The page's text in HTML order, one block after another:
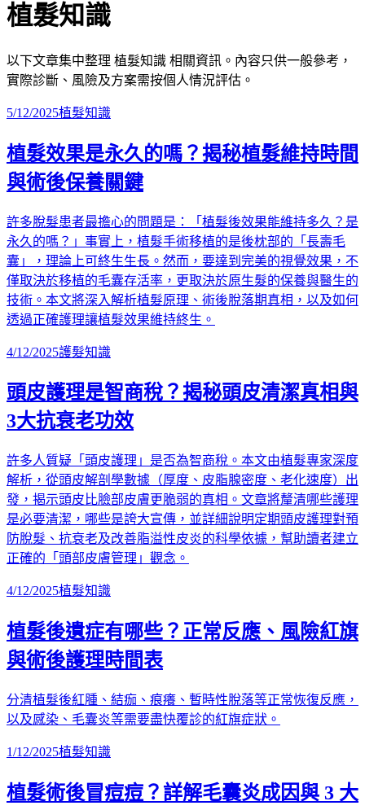
植髮知識
以下文章集中整理 植髮知識 相關資訊。內容只供一般參考，
實際診斷、風險及方案需按個人情況評估。
5/12/2025植髮知識
植髮效果是永久的嗎？揭秘植髮維持時間
與術後保養關鍵
許多脫髮患者最擔心的問題是：「植髮後效果能維持多久？是
永久的嗎？」事實上，植髮手術移植的是後枕部的「長壽毛
囊」，理論上可終生生長。然而，要達到完美的視覺效果，不
僅取決於移植的毛囊存活率，更取決於原生髮的保養與醫生的
技術。本文將深入解析植髮原理、術後脫落期真相，以及如何
透過正確護理讓植髮效果維持終生。
4/12/2025護髮知識
頭皮護理是智商稅？揭秘頭皮清潔真相與
3大抗衰老功效
許多人質疑「頭皮護理」是否為智商稅。本文由植髮專家深度
解析，從頭皮解剖學數據（厚度、皮脂腺密度、老化速度）出
發，揭示頭皮比臉部皮膚更脆弱的真相。文章將釐清哪些護理
是必要清潔，哪些是誇大宣傳，並詳細說明定期頭皮護理對預
防脫髮、抗衰老及改善脂溢性皮炎的科學依據，幫助讀者建立
正確的「頭部皮膚管理」觀念。
4/12/2025植髮知識
植髮後遺症有哪些？正常反應、風險紅旗
與術後護理時間表
分清植髮後紅腫、結痂、痕癢、暫時性脫落等正常恢復反應，
以及感染、毛囊炎等需要盡快覆診的紅旗症狀。
1/12/2025植髮知識
植髮術後冒痘痘？詳解毛囊炎成因與 3 大